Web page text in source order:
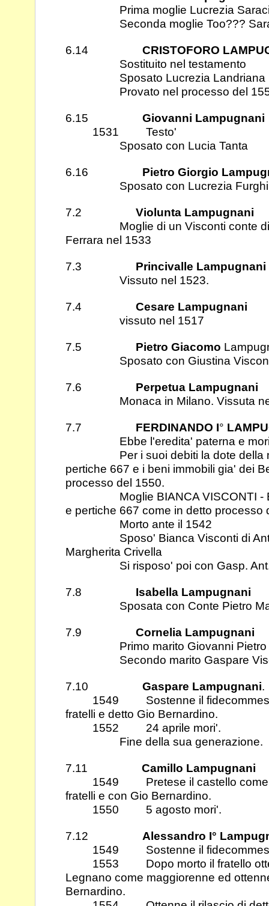
Prima moglie Lucrezia
Seconda moglie Too???
6.14 CRISTOFORO
Sostituito nel testamento
Sposato Lucrezia Landriana
Provato nel processo del
6.15 Giovanni Lampugnani
1531 Testo'
Sposato con Lucia Tanta
6.16 Pietro Giorgio
Sposato con Lucrezia Furghi
7.2 Violunta Lampugnani
Moglie di un Visconti conte di
Ferrara nel 1533
7.3 Princivalle Lampugnani
Vissuto nel 1523.
7.4 Cesare Lampugnani
vissuto nel 1517
7.5 Pietro Giacomo
Sposato con Giustina
7.6 Perpetua Lampugnani
Monaca in Milano. Vissuta
7.7 FERDINANDO I°
Ebbe l'eredita' paterna e mori'
Per i suoi debiti la dote della
pertiche 667 e i beni immobili gia' dei
processo del 1550.
Moglie BIANCA VISCONTI -
e pertiche 667 come in detto processo
Morto ante il 1542
Sposo' Bianca Visconti di
Margherita Crivella
Si risposo' poi con Gasp. Ant.
7.8 Isabella Lampugnani
Sposata con Conte Pietro
7.9 Cornelia Lampugnani
Primo marito Giovanni Pietro
Secondo marito Gaspare
7.10 Gaspare Lampugnani.
1549 Sostenne il fidecommesso
fratelli e detto Gio Bernardino.
1552 24 aprile mori'.
Fine della sua generazione.
7.11 Camillo Lampugnani
1549 Pretese il castello come
fratelli e con Gio Bernardino.
1550 5 agosto mori'.
7.12 Alessandro I°
1549 Sostenne il
1553 Dopo morto il fratello
Legnano come maggiorenne ed
Bernardino.